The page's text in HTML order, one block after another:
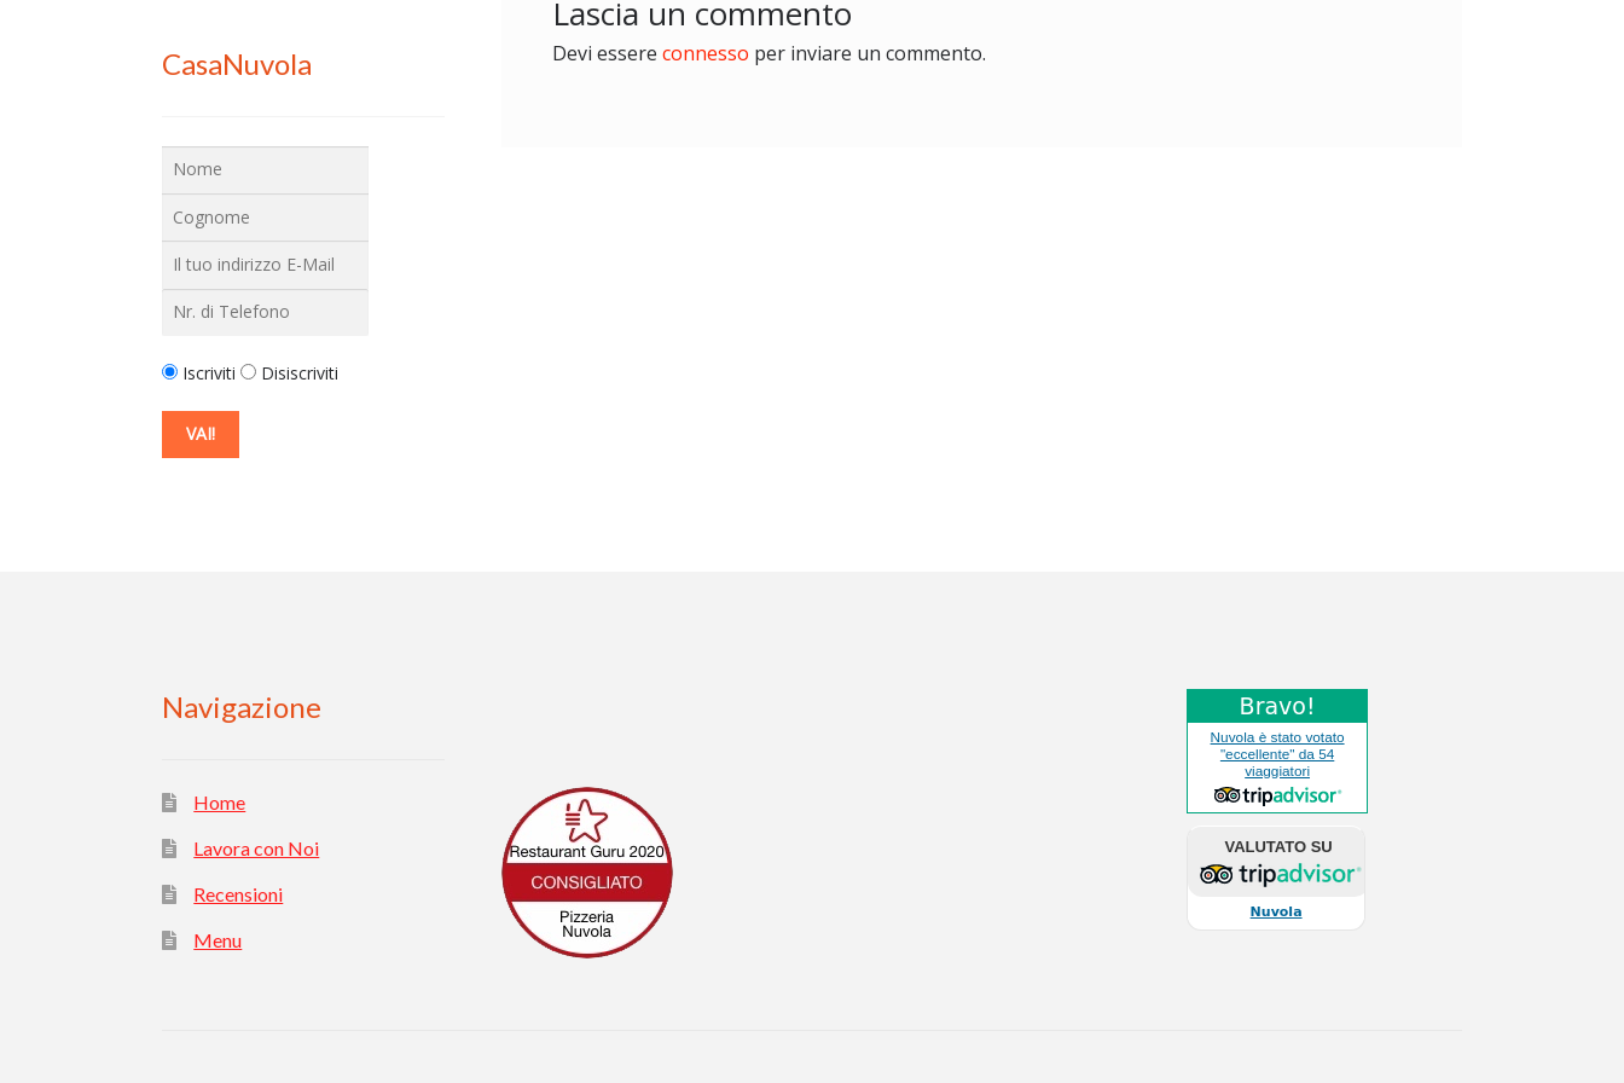
Lascia un commento
Devi essere connesso per inviare un commento.
CasaNuvola
Iscriviti Disiscriviti
Navigazione
Home
Lavora con Noi
Recensioni
Menu